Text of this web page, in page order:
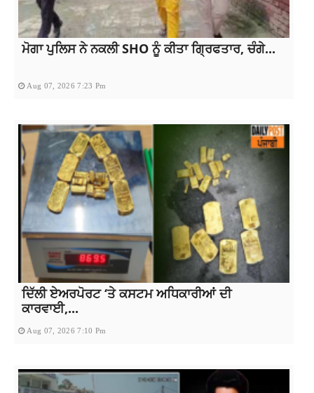
ਮੋਗਾ ਪੁਲਿਸ ਨੇ ਨਕਲੀ SHO ਨੂੰ ਕੀਤਾ ਗ੍ਰਿਫਤਾਰ, ਚੰਗੇ...
Aug 07, 2026 7:23 Pm
ਦਿੱਲੀ ਏਅਰਪੋਰਟ ‘ਤੇ ਕਸਟਮ ਅਧਿਕਾਰੀਆਂ ਦੀ
ਕਾਰਵਾਈ,...
Aug 07, 2026 7:10 Pm